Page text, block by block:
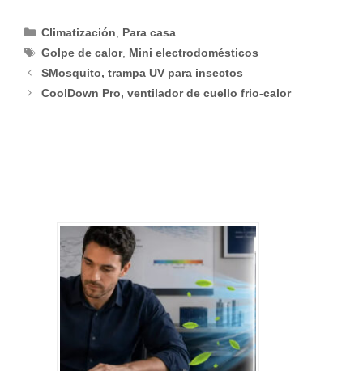
Categorías
Climatización
Para casa
Etiquetas
Golpe de calor, Mini electrodomésticos
SMosquito, trampa UV para insectos
CoolDown Pro, ventilador de cuello frio-calor